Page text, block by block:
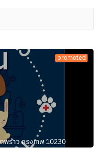
promoted
ร้าว กรุงเทพ 10230